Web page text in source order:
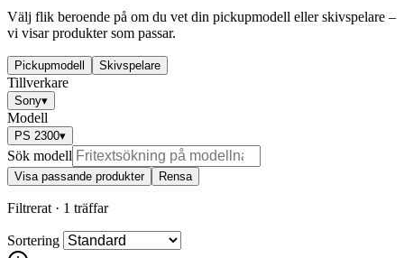
Välj flik beroende på om du vet din pickupmodell eller skivspelare –
vi visar produkter som passar.
Pickupmodell Skivspelare
Tillverkare
Sony▾
Modell
PS 2300▾
Sök modell
Visa passande produkter Rensa
Filtrerat · 1 träffar
Sortering